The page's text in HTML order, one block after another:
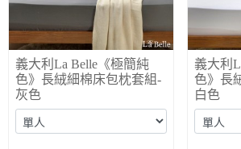
義大利La Belle《極簡純
色》長絨細棉床包枕套組-
灰色
義大利
色》長
白色